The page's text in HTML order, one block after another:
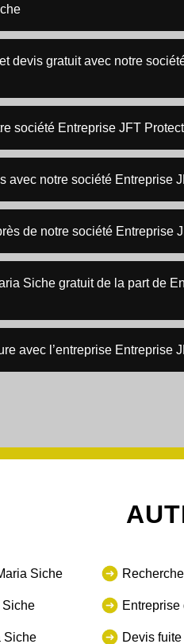
devis gratuit avec notre
société Entreprise JFT
avec notre société Entreprise
de notre société Entreprise
Siche gratuit de la part de
avec l’entreprise Entreprise
Siche
Siche
Siche Devis